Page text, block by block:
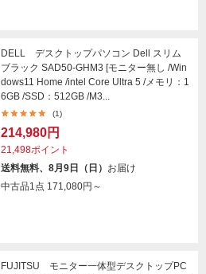
DELL デスクトップパソコン Dell スリム
ブラック SAD50-GHM3 [モニター無し /Win
dows11 Home /intel Core Ultra 5 /メモリ：1
6GB /SSD：512GB /M3...
(1)
214,980円
21,498ポイント
送料無料、8月9日（日） お届け
中古品1点 171,080円～
FUJITSU モニター一体型デスクトップPC